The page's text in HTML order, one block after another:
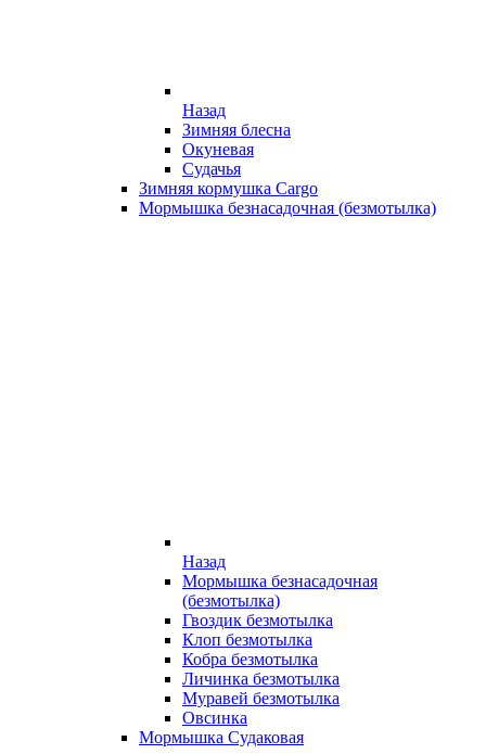
Назад
Зимняя блесна
Окуневая
Судачья
Зимняя кормушка Cargo
Мормышка безнасадочная (безмотылка)
Назад
Мормышка безнасадочная
(безмотылка)
Гвоздик безмотылка
Клоп безмотылка
Кобра безмотылка
Личинка безмотылка
Муравей безмотылка
Овсинка
Мормышка Судаковая